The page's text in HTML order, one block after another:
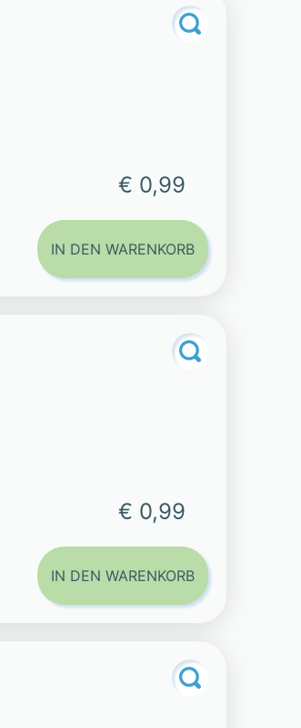
€ 0,99
IN DEN WARENKORB
€ 0,99
IN DEN WARENKORB